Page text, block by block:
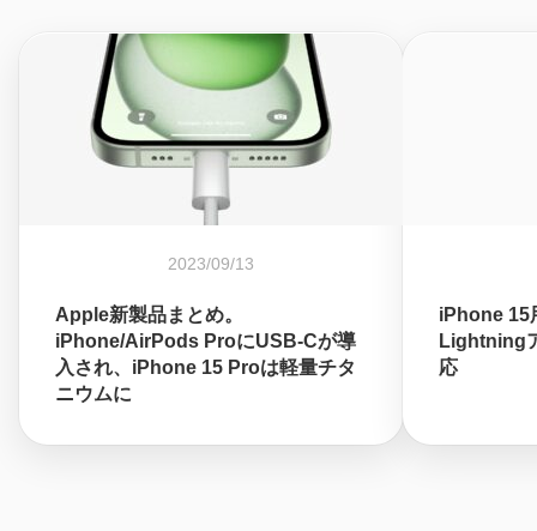
2023/09/13
Apple新製品まとめ。
iPhone/AirPods ProにUSB-Cが導
入され、iPhone 15 Proは軽量チタ
ニウムに
iPhone 15
Lightning
応